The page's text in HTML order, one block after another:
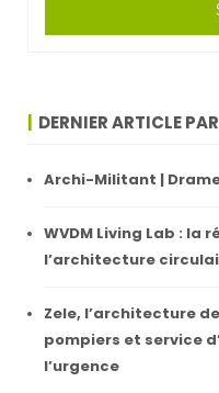
DERNIER ARTICLE
Archi-Militant |
WVDM Living Lab :
l’architecture
Zele, l’architecture
pompiers et service
l’urgence